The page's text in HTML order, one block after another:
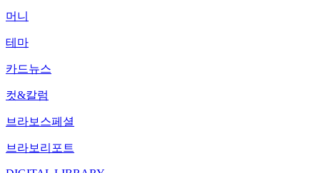
머니
테마
카드뉴스
컷&칼럼
브라보스페셜
브라보리포트